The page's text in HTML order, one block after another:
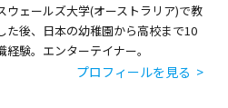
ウェールズ大学(オーストラリア)で教
た後、日本の幼稚園から高校まで10
経験。エンターテイナー。
プロフィールを見る >